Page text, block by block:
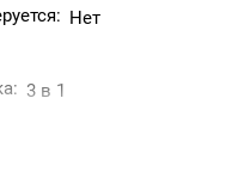
Нет
3 в 1